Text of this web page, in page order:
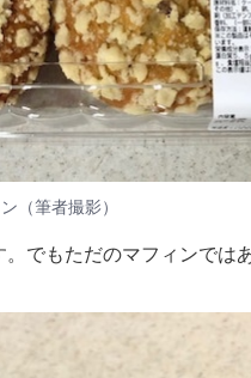
（筆者撮影）
でもただのマフィンでは